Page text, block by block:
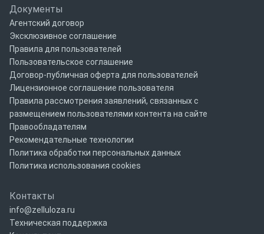
Документы
Агентский договор
Эксклюзивное соглашение
Правила для пользователей
Пользовательское соглашение
Договор-публичная оферта для пользователей
Лицензионное соглашение пользователя
Правила рассмотрения заявлений, связанных с
размещением пользователями контента на сайте
Правообладателям
Рекомендательные технологии
Политика обработки персональных данных
Политика использования cookies
Контакты
info@zelluloza.ru
Техническая поддержка